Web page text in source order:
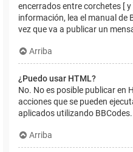
encerrados entre corchetes [
información, lea el manual de
vez que va a publicar un
Arriba
¿Puedo usar HTML?
No. No es posible publicar en
acciones que se pueden
aplicados utilizando BBCodes.
Arriba